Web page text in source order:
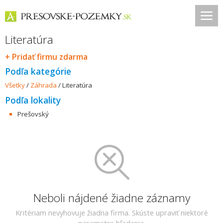
Literatúra
+ Pridať firmu zdarma
Podľa kategórie
Všetky/ Záhrada /Literatúra
Podľa lokality
Prešovský
Neboli nájdené žiadne záznamy
Kritériam nevyhovuje žiadna firma. Skúste upraviť niektoré